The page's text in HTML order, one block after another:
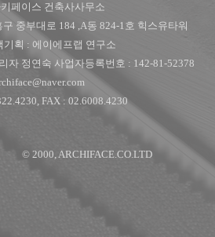
페이스 건축사사무소
중부대로 184 ,A동 824-1호 힉스유타워
기획 : 에이에프랩 연구소
자 정연숙 사업자등록번호 : 142-81-52378
FAX : 02.6008.4230
© 2000, ARCHIFACE.CO.LTD